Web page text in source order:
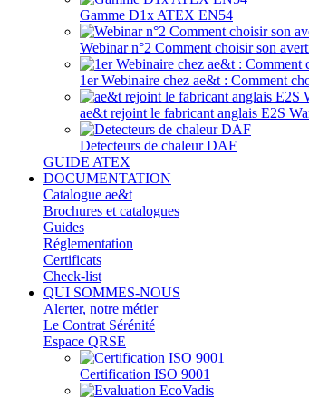
Gamme D1x ATEX EN54
Webinar n°2 Comment choisir son
1er Webinaire chez ae&t : Comment
ae&t rejoint le fabricant anglais E2S
Detecteurs de chaleur DAF
GUIDE ATEX
DOCUMENTATION
Catalogue ae&t
Brochures et catalogues
Guides
Réglementation
Certificats
Check-list
QUI SOMMES-NOUS
Alerter, notre métier
Le Contrat Sérénité
Espace QRSE
Certification ISO 9001